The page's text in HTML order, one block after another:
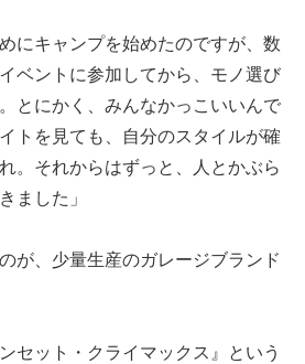
にキャンプを始めたのですが、数
ベントに参加してから、モノ選び
とにかく、みんなかっこいいんで
トを見ても、自分のスタイルが確
。それからはずっと、人とかぶら
ました」
が、少量生産のガレージブランド
セット・クライマックス』という